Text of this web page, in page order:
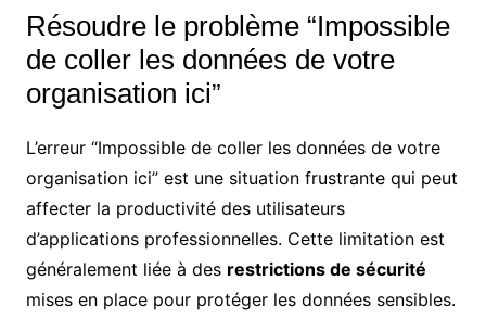
Résoudre le problème “Impossible
de coller les données de votre
organisation ici”
L’erreur “Impossible de coller les données de votre
organisation ici” est une situation frustrante qui peut
affecter la productivité des utilisateurs
d’applications professionnelles. Cette limitation est
généralement liée à des restrictions de sécurité
mises en place pour protéger les données sensibles.